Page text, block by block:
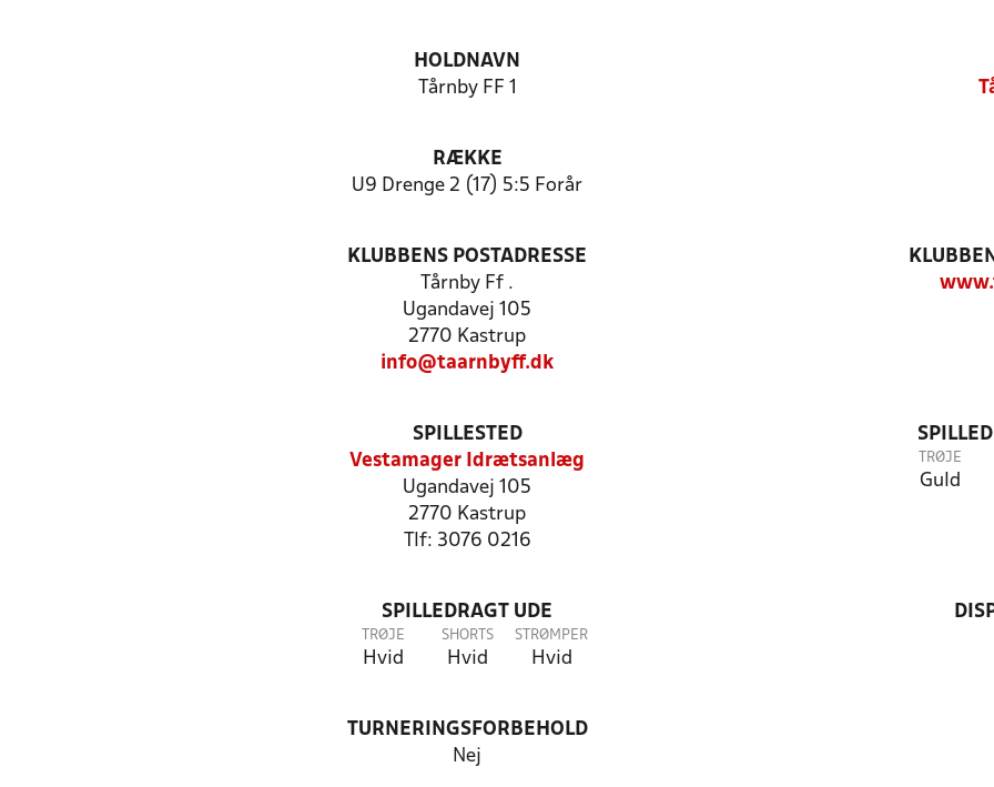
HOLDNAVN
Tårnby FF 1
RÆKKE
U9 Drenge 2 (17) 5:5 Forår
KLUBBENS POSTADRESSE
Tårnby Ff .
Ugandavej 105
2770 Kastrup
info@taarnbyff.dk
SPILLESTED
Vestamager Idrætsanlæg
Ugandavej 105
2770 Kastrup
Tlf: 3076 0216
TRØJE
Guld
SPILLEDRAGT UDE
TRØJE
Hvid
SHORTS
Hvid
STRØMPER
Hvid
TURNERINGSFORBEHOLD
Nej